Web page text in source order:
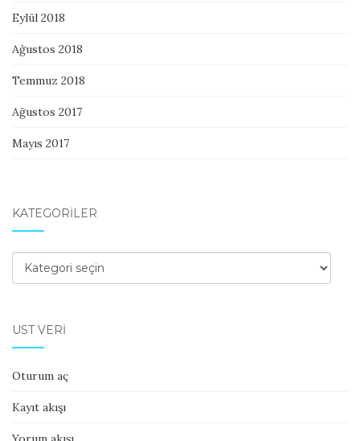
Eylül 2018
Ağustos 2018
Temmuz 2018
Ağustos 2017
Mayıs 2017
KATEGORILER
Kategoriler
ÜST VERI
Oturum aç
Kayıt akışı